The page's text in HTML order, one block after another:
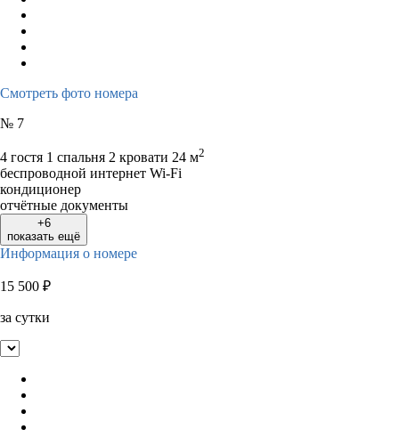
Смотреть фото номера
№ 7
4 гостя 1 спальня 2 кровати 24 м2
беспроводной интернет Wi-Fi
кондиционер
отчётные документы
+6
показать ещё
Информация о номере
15 500 ₽
за сутки